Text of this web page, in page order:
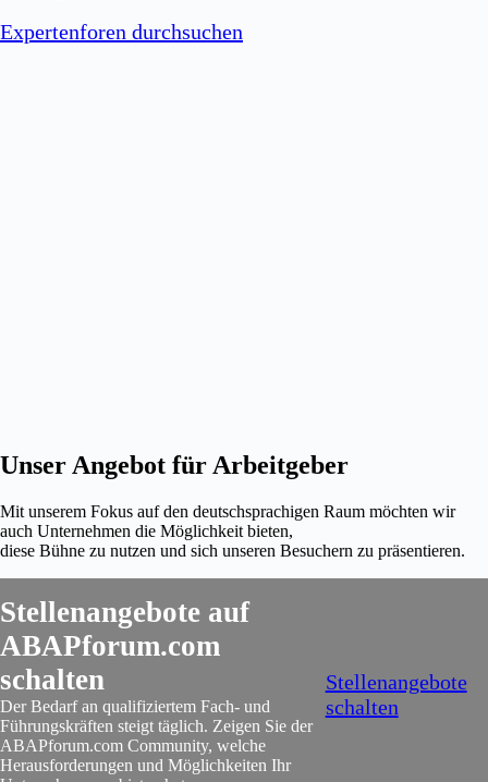
Expertenforen durchsuchen
Unser Angebot für Arbeitgeber
Mit unserem Fokus auf den deutschsprachigen Raum möchten wir
auch Unternehmen die Möglichkeit bieten,
diese Bühne zu nutzen und sich unseren Besuchern zu präsentieren.
Stellenangebote auf
ABAPforum.com
schalten
Der Bedarf an qualifiziertem Fach- und
Führungskräften steigt täglich. Zeigen Sie der
ABAPforum.com Community, welche
Herausforderungen und Möglichkeiten Ihr
Stellenangebote
schalten